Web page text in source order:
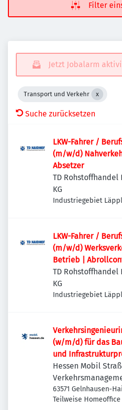
Filter
Jetzt Jobalarm
Transport und Verkehr
Suche zurücksetzen
LKW-Fahrer /
(m/w/d)
Absetzer
TD Rohstoffhandel
KG
Industriegebiet
LKW-Fahrer /
(m/w/d)
Betrieb |
Absetzmulden
TD Rohstoffhandel
KG
Industriegebiet
(w/m/d) für das
und
Hessen Mobil
63571 Gelnhausen-
Teilweise Homeoffice